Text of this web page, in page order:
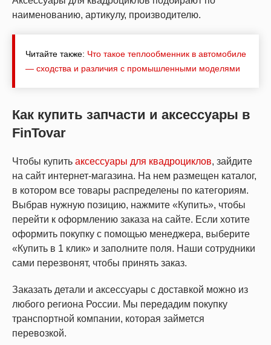
наименованию, артикулу, производителю.
Читайте также: Что такое теплообменник в автомобиле
— сходства и различия с промышленными моделями
Как купить запчасти и аксессуары в
FinTovar
Чтобы купить аксессуары для квадроциклов, зайдите
на сайт интернет-магазина. На нем размещен каталог,
в котором все товары распределены по категориям.
Выбрав нужную позицию, нажмите «Купить», чтобы
перейти к оформлению заказа на сайте. Если хотите
оформить покупку с помощью менеджера, выберите
«Купить в 1 клик» и заполните поля. Наши сотрудники
сами перезвонят, чтобы принять заказ.
Заказать детали и аксессуары с доставкой можно из
любого региона России. Мы передадим покупку
транспортной компании, которая займется
перевозкой.